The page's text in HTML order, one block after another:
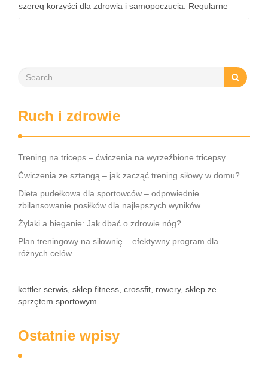
szereg korzyści dla zdrowia i samopoczucia. Regularne
praktykowanie tej pozycji może poprawić elastyczność
Ruch i zdrowie
Trening na triceps – ćwiczenia na wyrzeźbione tricepsy
Ćwiczenia ze sztangą – jak zacząć trening siłowy w domu?
Dieta pudełkowa dla sportowców – odpowiednie
zbilansowanie posiłków dla najlepszych wyników
Żylaki a bieganie: Jak dbać o zdrowie nóg?
Plan treningowy na siłownię – efektywny program dla
różnych celów
kettler serwis, sklep fitness, crossfit, rowery, sklep ze
sprzętem sportowym
Ostatnie wpisy